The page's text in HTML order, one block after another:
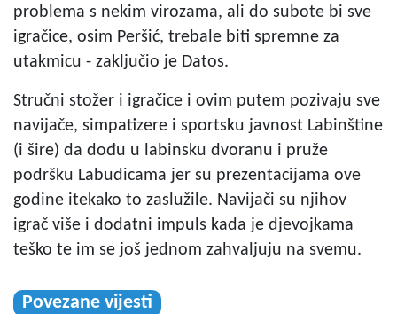
problema s nekim virozama, ali do subote bi sve
igračice, osim Peršić, trebale biti spremne za
utakmicu - zaključio je Datos.
Stručni stožer i igračice i ovim putem pozivaju sve
navijače, simpatizere i sportsku javnost Labinštine
(i šire) da dođu u labinsku dvoranu i pruže
podršku Labudicama jer su prezentacijama ove
godine itekako to zaslužile. Navijači su njihov
igrač više i dodatni impuls kada je djevojkama
teško te im se još jednom zahvaljuju na svemu.
Povezane vijesti